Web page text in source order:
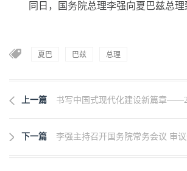
同日，国务院总理李强向夏巴兹总理
夏巴 巴兹 总理
上一篇 书写中国式现代化建设新篇章
下一篇 李强主持召开国务院常务会议 审